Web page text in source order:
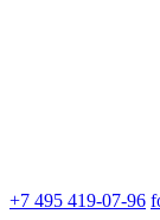
+7 495 419-07-96